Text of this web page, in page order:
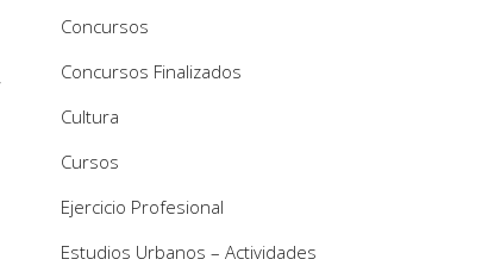
Concursos
Concursos Finalizados
Cultura
Cursos
Ejercicio Profesional
Estudios Urbanos – Actividades